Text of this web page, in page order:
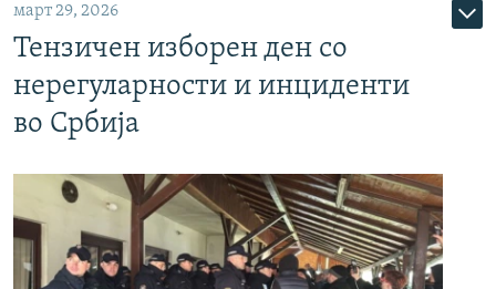
март 29, 2026
Тензичен изборен ден со
нерегуларности и инциденти
во Србија